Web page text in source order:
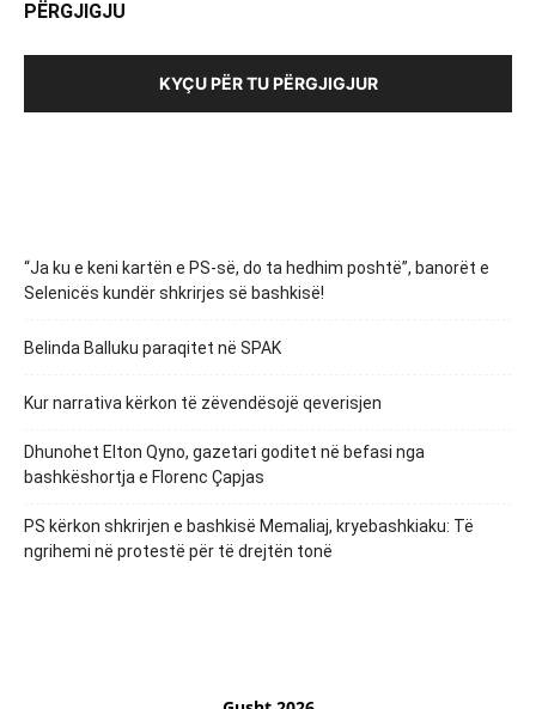
PËRGJIGJU
KYÇU PËR TU PËRGJIGJUR
“Ja ku e keni kartën e PS-së, do ta hedhim poshtë”, banorët e
Selenicës kundër shkrirjes së bashkisë!
Belinda Balluku paraqitet në SPAK
Kur narrativa kërkon të zëvendësojë qeverisjen
Dhunohet Elton Qyno, gazetari goditet në befasi nga
bashkëshortja e Florenc Çapjas
PS kërkon shkrirjen e bashkisë Memaliaj, kryebashkiaku: Të
ngrihemi në protestë për të drejtën tonë